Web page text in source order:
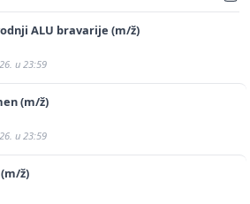
ALU bravarije (m/ž)
u 23:59
(m/ž)
u 23:59
ž)